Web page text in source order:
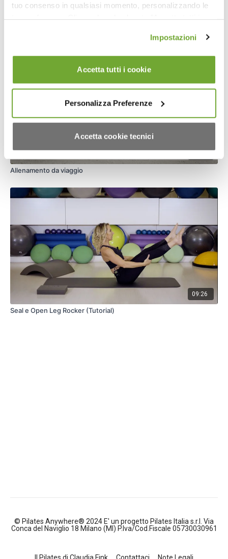
tuo consenso in qualsiasi momento, personalizzando le
finalità indicate. Cliccando sul pulsante "Accetta cookie
tecnici" acconsenti all'uso dei soli cookie tecnici.
Impostazioni
Accetta tutti i cookie
Personalizza Preferenze
Accetta cookie tecnici
Allenamento da viaggio
09:26
Seal e Open Leg Rocker (Tutorial)
© Pilates Anywhere® 2024 E' un progetto Pilates Italia s.r.l. Via
Conca del Naviglio 18 Milano (MI) P.Iva/Cod.Fiscale 05730030961